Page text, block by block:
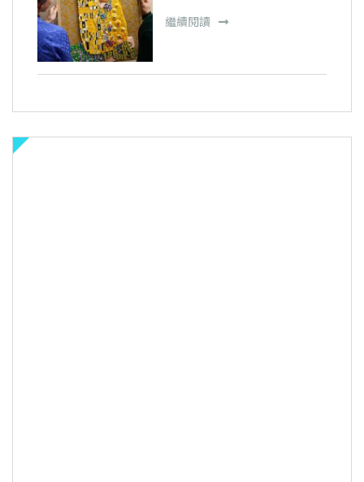
繼續閱讀